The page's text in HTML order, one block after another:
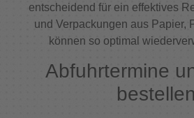
entscheidend für ein effektives
und Verpackungen aus Papier,
können so optimal
Abfuhrtermine
bestellen